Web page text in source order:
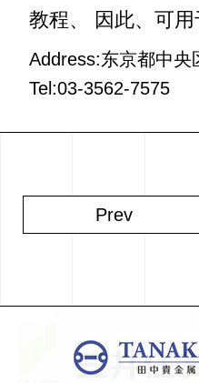
教程、 因此、可
Address:东京都中
Tel:03-3562-7575
Prev